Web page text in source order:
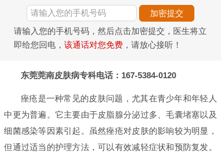
请输入您的手机号码，然后点击加密提交，医生将立
即给您回电， 该通话对您免费 ，请放心接听！
东莞莞南皮肤病专科电话：167-5384-0120
痤疮是一种常见的皮肤问题，尤其在青少年和年轻人
中更为普遍。它主要由于皮脂腺分泌过多、毛囊堵塞以及
细菌感染等因素引起。虽然痤疮对皮肤的影响较为明显，
但通过适当的护理方法，可以有效减轻症状和预防复发。